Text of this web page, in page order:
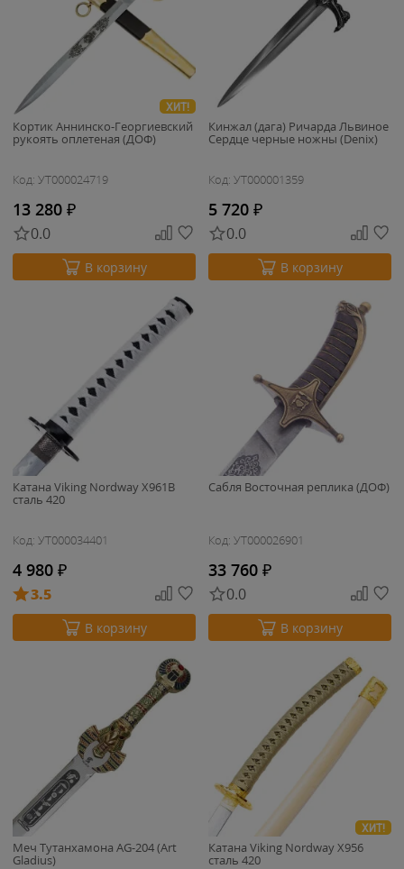
ХИТ!
Кортик Аннинско-Георгиевский
рукоять оплетеная (ДОФ)
Код: УТ000024719
13 280 ₽
0.0
В корзину
Кинжал (дага) Ричарда Львиное
Сердце черные ножны (Denix)
Код: УТ000001359
5 720 ₽
0.0
В корзину
Катана Viking Nordway X961B
сталь 420
Код: УТ000034401
4 980 ₽
3.5
В корзину
Сабля Восточная реплика (ДОФ)
Код: УТ000026901
33 760 ₽
0.0
В корзину
Меч Тутанхамона AG-204 (Art
Gladius)
ХИТ!
Катана Viking Nordway X956
сталь 420